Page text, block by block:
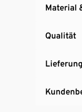
Material
Qualität